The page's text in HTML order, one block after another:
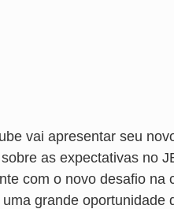
vai apresentar seu
as expectativas no
com o novo desafio na
grande